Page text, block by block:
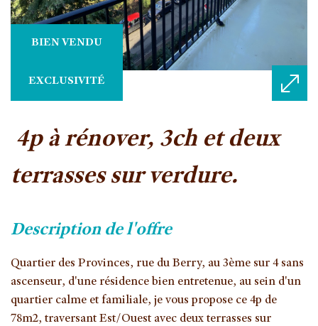
BIEN VENDU
EXCLUSIVITÉ
4p à rénover, 3ch et deux
terrasses sur verdure.
description de l'offre
Quartier des Provinces, rue du Berry, au 3ème sur 4 sans
ascenseur, d'une résidence bien entretenue, au sein d'un
quartier calme et familiale, je vous propose ce 4p de
78m2, traversant Est/Ouest avec deux terrasses sur